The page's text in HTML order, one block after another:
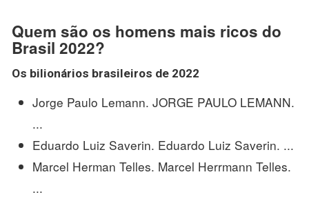
Quem são os homens mais ricos do
Brasil 2022?
Os bilionários brasileiros de 2022
Jorge Paulo Lemann. JORGE PAULO LEMANN.
...
Eduardo Luiz Saverin. Eduardo Luiz Saverin. ...
Marcel Herman Telles. Marcel Herrmann Telles.
...